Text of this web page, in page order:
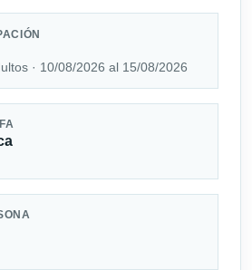
· 10/08/2026 al 15/08/2026